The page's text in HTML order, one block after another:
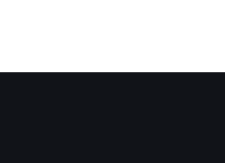
Durabilité exceptionnelle, finition moderne